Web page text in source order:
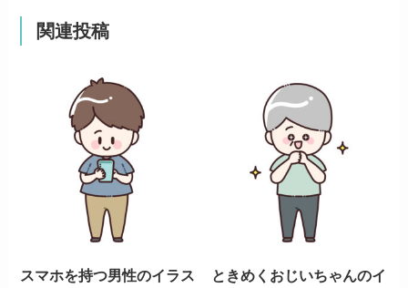
関連投稿
スマホを持つ男性のイラス
ときめくおじいちゃんのイ